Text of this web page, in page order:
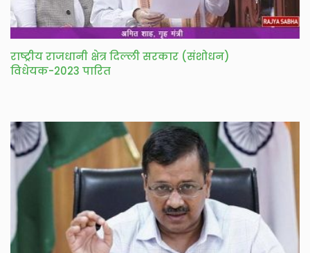
राष्ट्रीय राजधानी क्षेत्र दिल्ली सरकार (संशोधन)
विधेयक-2023 पारित